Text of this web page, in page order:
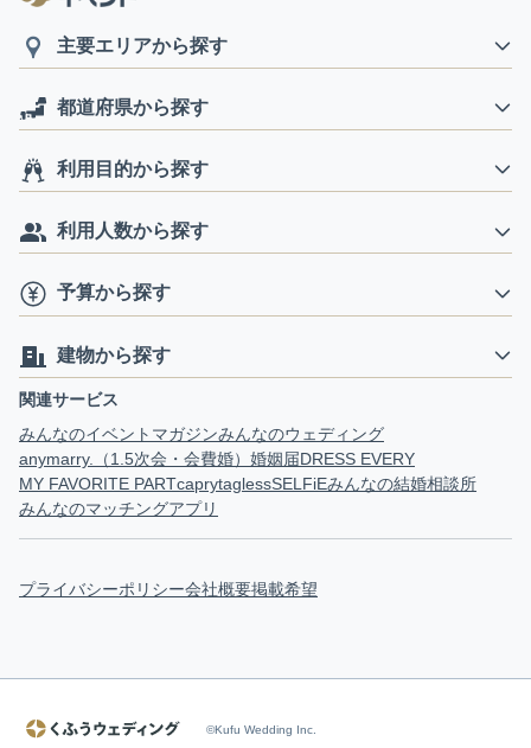
主要エリアから探す
都道府県から探す
利用目的から探す
利用人数から探す
予算から探す
建物から探す
関連サービス
みんなのイベントマガジンみんなのウェディング
anymarry.（1.5次会・会費婚） 婚姻届DRESS EVERY
MY FAVORITE PARTcaprytaglessSELFiEみんなの結婚相談所
みんなのマッチングアプリ
プライバシーポリシー会社概要掲載希望
©Kufu Wedding Inc.